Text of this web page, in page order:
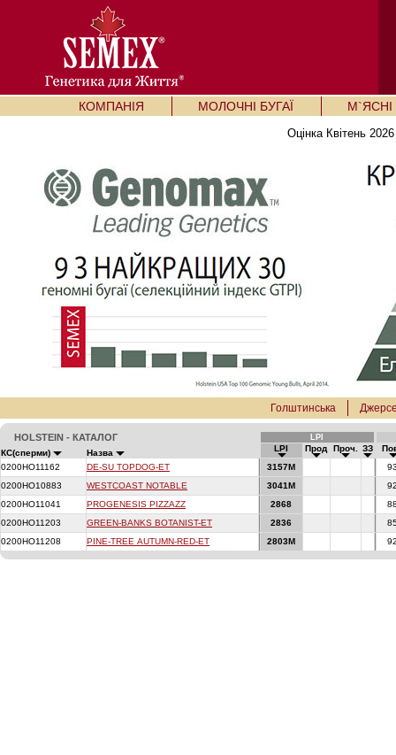
КОМПАНІЯ МОЛОЧНІ БУГАЇ М`ЯСНІ
Оцінка Квітень
Голштинська
HOLSTEIN - КАТАЛОГ LPI
КС(сперми) Назва LPI Прод Проч. ЗЗ
0200HO11162
DE-SU TOPDOG-ET 3157M
0200HO10883
WESTCOAST NOTABLE 3041M
0200HO11041
PROGENESIS PIZZAZZ 2868
0200HO11203
GREEN-BANKS BOTANIST-ET 2836
0200HO11208
PINE-TREE AUTUMN-RED-ET 2803M